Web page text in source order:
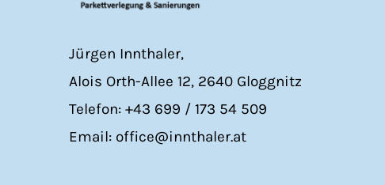
Jürgen Innthaler,
Alois Orth-Allee 12, 2640 Gloggnitz
Telefon: +43 699 / 173 54 509
Email: office@innthaler.at